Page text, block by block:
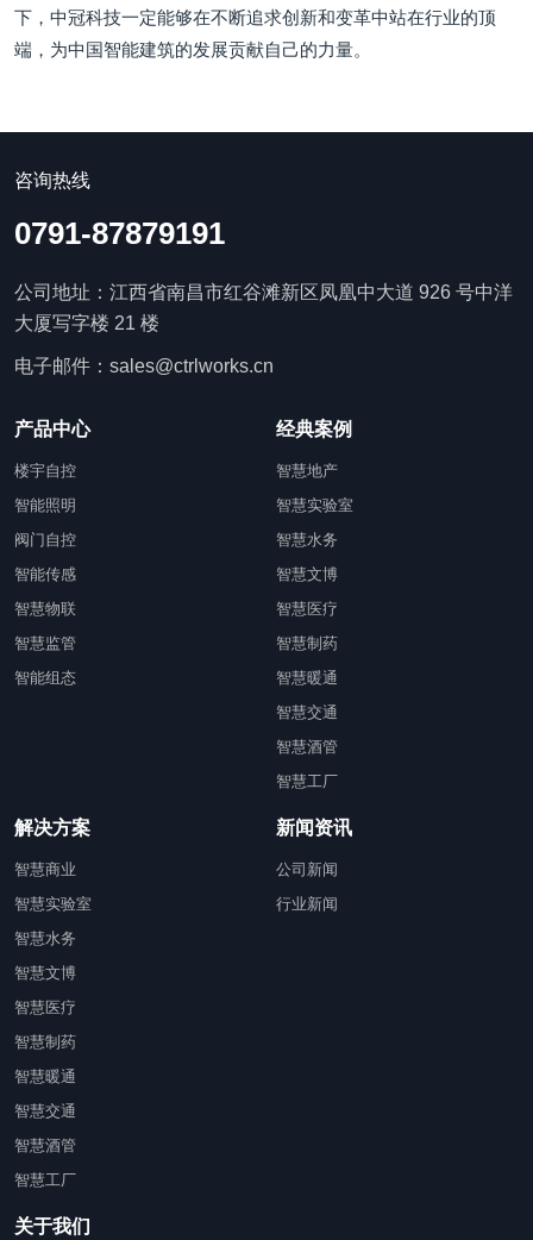
下，中冠科技一定能够在不断追求创新和变革中站在行业的顶
端，为中国智能建筑的发展贡献自己的力量。
咨询热线
0791-87879191
公司地址：江西省南昌市红谷滩新区凤凰中大道 926 号中洋
大厦写字楼 21 楼
电子邮件：sales@ctrlworks.cn
产品中心
楼宇自控
智能照明
阀门自控
智能传感
智慧物联
智慧监管
智能组态
经典案例
智慧地产
智慧实验室
智慧水务
智慧文博
智慧医疗
智慧制药
智慧暖通
智慧交通
智慧酒管
智慧工厂
解决方案
智慧商业
智慧实验室
智慧水务
智慧文博
智慧医疗
智慧制药
智慧暖通
智慧交通
智慧酒管
智慧工厂
新闻资讯
公司新闻
行业新闻
关于我们